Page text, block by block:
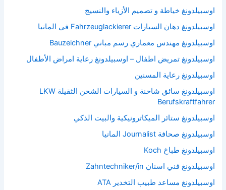
اوسبيلدونغ خياطة و تصميم الأزياء والنسيج
اوسبيلدونغ دهان السيارات Fahrzeuglackierer في المانيا
اوسبيلدونغ مهندس معماري رسم مباني Bauzeichner
اوسبيلدونغ تمريض اطفال – اوسبيلدونغ رعاية امراض الأطفال
اوسبيلدونغ رعاية المسنين
اوسبيلدونغ سائق شاحنة و السيارات الشحن الثقيلة LKW
Berufskraftfahrer
اوسبيلدونغ ستائر الميكاترونيكية والبيت الذكي
اوسبيلدونغ صحافة Journalist المانيا
اوسبيلدونغ طباخ Koch
اوسبيلدونغ فني اسنان Zahntechniker/in
اوسبيلدونغ مساعد طبيب التخدير ATA